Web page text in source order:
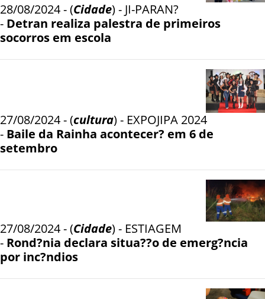
28/08/2024 - (Cidade) - JI-PARAN?
- Detran realiza palestra de primeiros
socorros em escola
27/08/2024 - (cultura) - EXPOJIPA 2024
- Baile da Rainha acontecer? em 6 de
setembro
27/08/2024 - (Cidade) - ESTIAGEM
- Rond?nia declara situa??o de emerg?ncia
por inc?ndios